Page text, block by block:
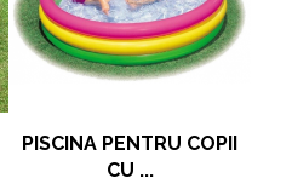
PISCINA PENTRU COPII
CU ...